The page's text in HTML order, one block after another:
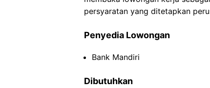
persyaratan yang ditetapkan
Penyedia Lowongan
Bank Mandiri
Dibutuhkan